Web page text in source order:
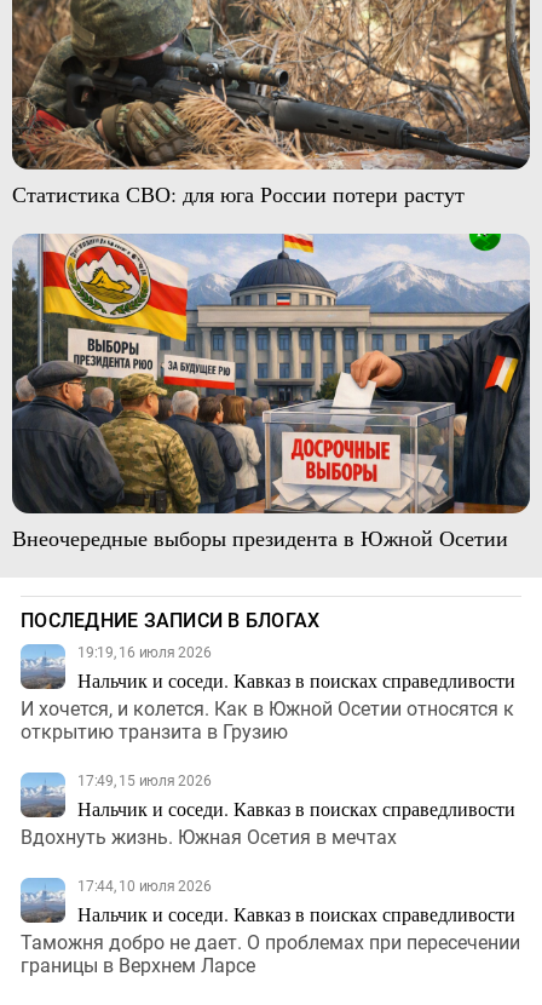
Статистика СВО: для юга России потери растут
Внеочередные выборы президента в Южной Осетии
ПОСЛЕДНИЕ ЗАПИСИ В БЛОГАХ
19:19, 16 июля 2026
Нальчик и соседи. Кавказ в поисках справедливости
И хочется, и колется. Как в Южной Осетии относятся к
открытию транзита в Грузию
17:49, 15 июля 2026
Нальчик и соседи. Кавказ в поисках справедливости
Вдохнуть жизнь. Южная Осетия в мечтах
17:44, 10 июля 2026
Нальчик и соседи. Кавказ в поисках справедливости
Таможня добро не дает. О проблемах при пересечении
границы в Верхнем Ларсе